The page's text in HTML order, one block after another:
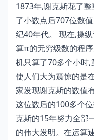
1873年,谢克斯花了
了小数点后707位数
纪40年代。 现在,操
算π的无穷级数的程
机只算了70多个小时
使人们大为震惊的是
家发现谢克斯的数值
这位数后的100多个
克斯的15年努力全部
的伟大发明。在运算